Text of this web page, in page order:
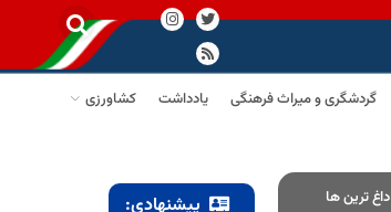
گردشگری و میراث فرهنگی یادداشت
کشاورزی
داغ ترین ها پیشنهادی: